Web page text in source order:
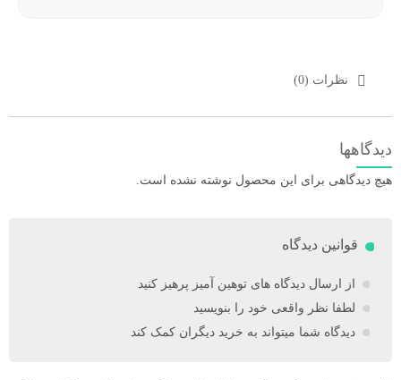
نظرات (0)
دیدگاهها
هیچ دیدگاهی برای این محصول نوشته نشده است.
قوانین دیدگاه
از ارسال دیدگاه های توهین آمیز پرهیز کنید
لطفا نظر واقعی خود را بنویسید
دیدگاه شما میتواند به خرید دیگران کمک کند